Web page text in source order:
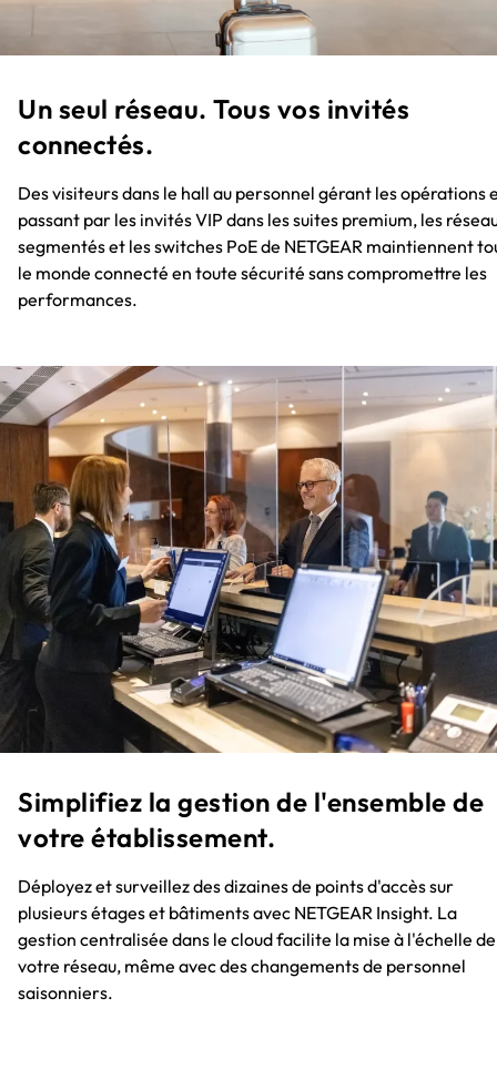
Un seul réseau. Tous vos invités
connectés.​
Des visiteurs dans le hall au personnel gérant les opérations
passant par les invités VIP dans les suites premium, les
segmentés et les switches PoE de NETGEAR maintiennent
le monde connecté en toute sécurité sans compromettre les
performances.​
Simplifiez la gestion de l'ensemble de
votre établissement.
Déployez et surveillez des dizaines de points d'accès sur
plusieurs étages et bâtiments avec NETGEAR Insight. La
gestion centralisée dans le cloud facilite la mise à l'échelle de
votre réseau, même avec des changements de personnel
saisonniers.